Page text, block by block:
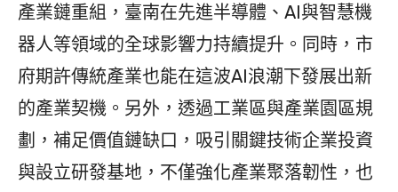
產業鏈重組，臺南在先進半導體、AI與智慧機
器人等領域的全球影響力持續提升。同時，市
府期許傳統產業也能在這波AI浪潮下發展出新
的產業契機。另外，透過工業區與產業園區規
劃，補足價值鏈缺口，吸引關鍵技術企業投資
與設立研發基地，不僅強化產業聚落韌性，也